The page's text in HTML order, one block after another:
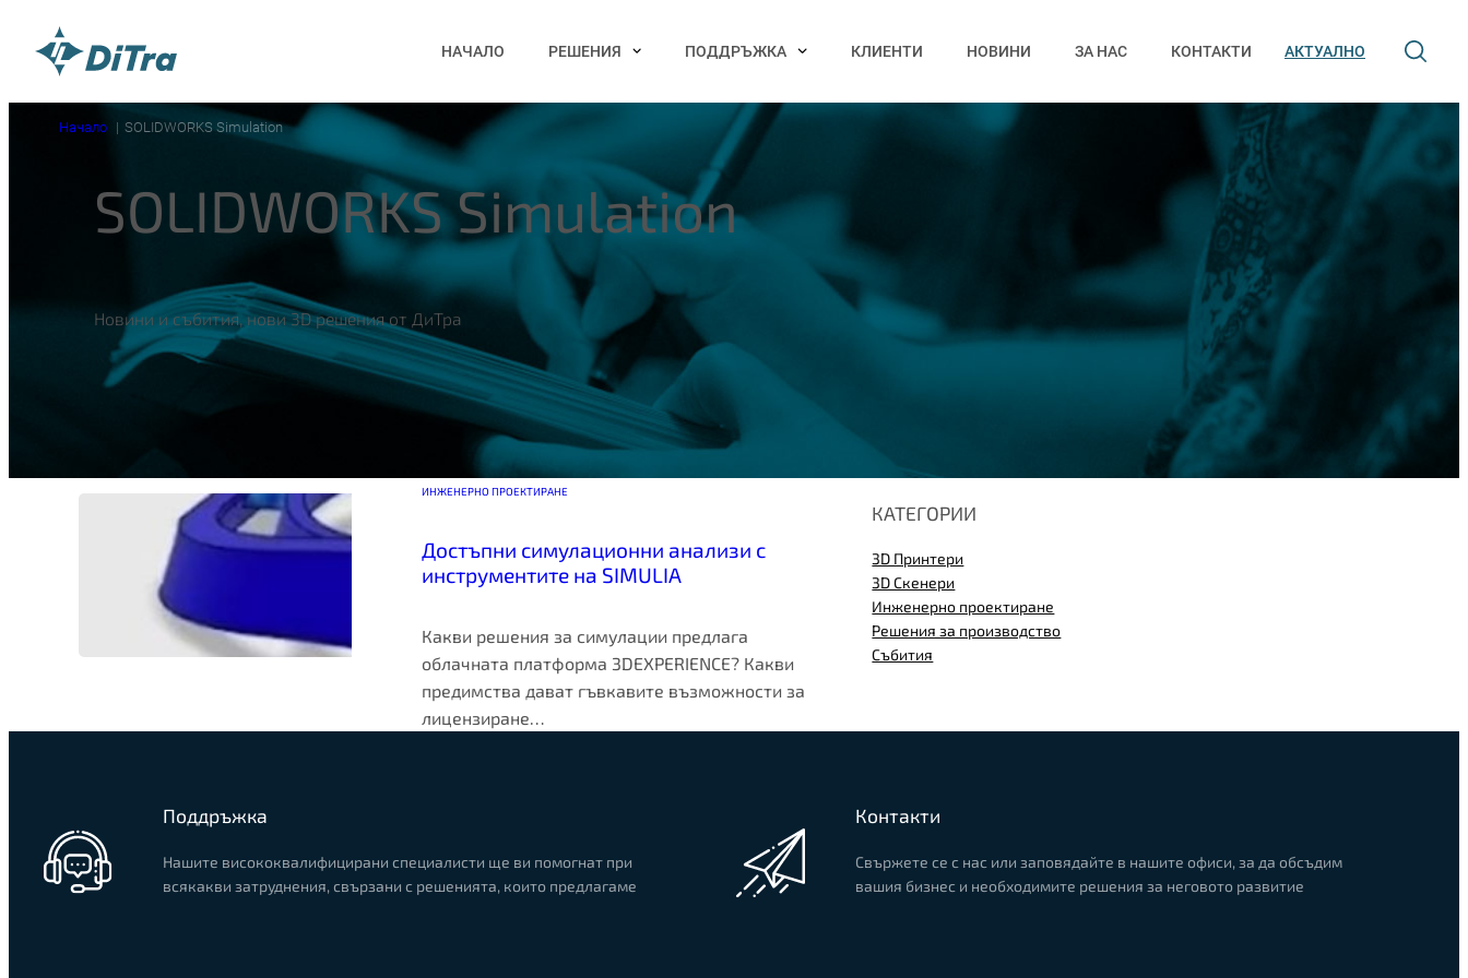
НАЧАЛО РЕШЕНИЯ ПОДДРЪЖКА КЛИЕНТИ НОВИНИ ЗА НАС КОНТАКТИ АКТУАЛНО
Начало SOLIDWORKS Simulation
SOLIDWORKS Simulation
Новини и събития, нови 3D решения от ДиТра
ИНЖЕНЕРНО ПРОЕКТИРАНЕ
Достъпни симулационни анализи с
инструментите на SIMULIA
Какви решения за симулации предлага
облачната платформа 3DEXPERIENCE? Какви
предимства дават гъвкавите възможности за
лицензиране…
КАТЕГОРИИ
3D Принтери
3D Скенери
Инженерно проектиране
Решения за производство
Събития
Поддръжка
Нашите висококвалифицирани специалисти ще ви помогнат при
всякакви затруднения, свързани с решенията, които предлагаме
Контакти
Свържете се с нас или заповядайте в нашите офиси, за да обсъдим
вашия бизнес и необходимите решения за неговото развитие